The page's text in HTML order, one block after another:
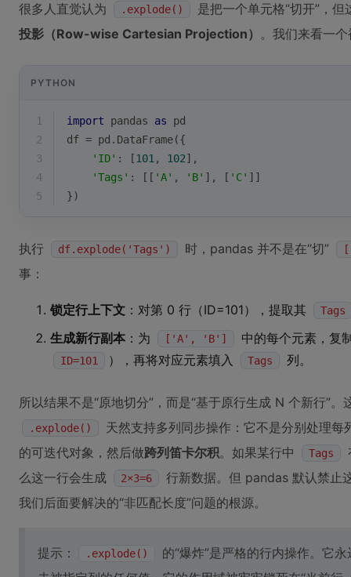
很多人直觉认为 .explode()
是把一个单元格“切开”，
投影（Row-wise Cartesian Projection） 。我们来看一
PYTHON
1 import pandas as pd
2
df = pd.DataFrame({
3
'ID' : [101 , 102],
4
'Tags' : [[ 'A' , 'B' ], [ 'C' ]]
5
})
执行 df.explode('Tags') 时，pandas 并不是在“切”
事：
锁定行上下文 ：对第 0 行（ID=101），提取其 Tags
生成新行副本 ：为 ['A', 'B'] 中的每个元素，复
ID=101 ），再将对应元素填入 Tags 列。
所以结果不是“原地切分”，而是“基于原行生成 N 个新行”
.explode()
天然支持多列同步操作：它不是分别处理
的可迭代对象，然后做跨列笛卡尔积。如果某行中 Tags
么这一行会生成
2×3=6
行新数据。但 pandas 默认禁止
我们后面要解决的“非匹配长度”问题的根源。
提示： .explode()
的“爆炸”是严格的行内操作。它